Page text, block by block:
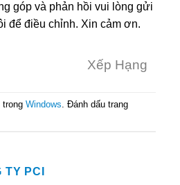
góp và phản hồi vui lòng gửi
để điều chỉnh. Xin cảm ơn.
Xếp Hạng
trong Windows . Đánh dấu trang
TY PCI